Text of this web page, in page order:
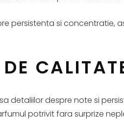
persistenta si concentratie,
detaliilor despre note si
potrivit fara surprize